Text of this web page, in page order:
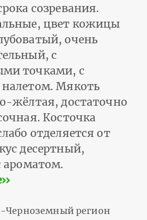
созревания.
цвет кожицы
очень
с
точками, с
Мякоть
жёлтая, достаточно
Косточка
отделяется от
десертный,
ароматом.
Черноземный регион